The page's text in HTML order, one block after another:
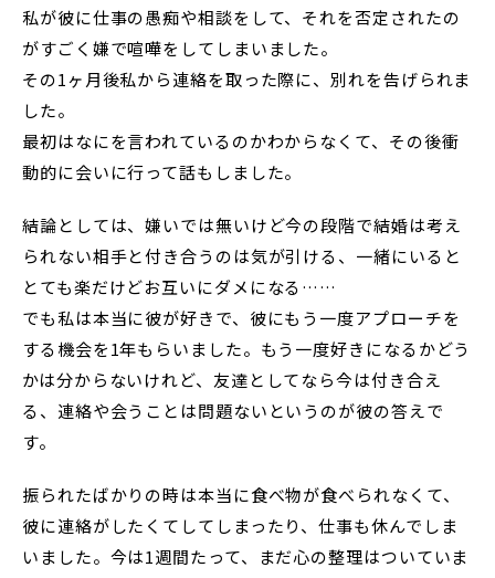
私が彼に仕事の愚痴や相談をして、それを否定されたの
がすごく嫌で喧嘩をしてしまいました。
その1ヶ月後私から連絡を取った際に、別れを告げられま
した。
最初はなにを言われているのかわからなくて、その後衝
動的に会いに行って話もしました。
結論としては、嫌いでは無いけど今の段階で結婚は考え
られない相手と付き合うのは気が引ける、一緒にいると
とても楽だけどお互いにダメになる……
でも私は本当に彼が好きで、彼にもう一度アプローチを
する機会を1年もらいました。もう一度好きになるかどう
かは分からないけれど、友達としてなら今は付き合え
る、連絡や会うことは問題ないというのが彼の答えで
す。
振られたばかりの時は本当に食べ物が食べられなくて、
彼に連絡がしたくてしてしまったり、仕事も休んでしま
いました。今は1週間たって、まだ心の整理はついていま